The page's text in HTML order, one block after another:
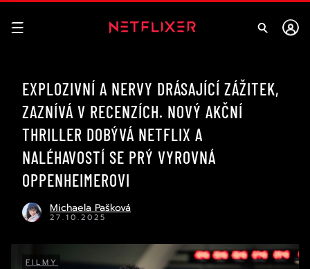
EXPLOZIVNÍ A NERVY DRÁSAJÍCÍ ZÁŽITEK,
ZAZNÍVÁ V RECENZÍCH. NOVÝ AKČNÍ
THRILLER DOBÝVÁ NETFLIX A
NALÉHAVOSTÍ SE PRÝ VYROVNÁ
OPPENHEIMEROVI
Michaela Pašková
27.10.2025
FILMY